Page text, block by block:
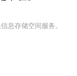
息存储空间服务。